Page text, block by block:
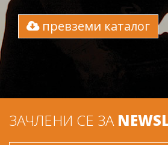
превземи каталог
ЗАЧЛЕНИ СЕ ЗА